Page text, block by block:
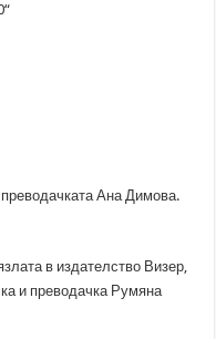
Ана Димова.
в издателство Визер,
и преводачка Румяна